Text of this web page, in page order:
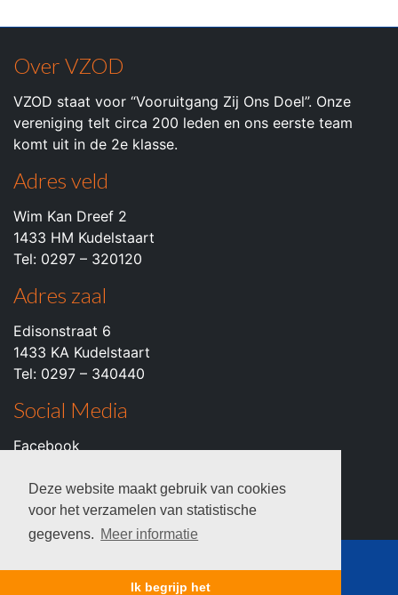
Deze website maakt gebruik van cookies
voor het verzamelen van statistische
gegevens. Meer informatie
Ik begrijp het
Over VZOD
VZOD staat voor “Vooruitgang Zij Ons Doel”. Onze
vereniging telt circa 200 leden en ons eerste team
komt uit in de 2e klasse.
Adres veld
Wim Kan Dreef 2
1433 HM Kudelstaart
Tel: 0297 – 320120
Adres zaal
Edisonstraat 6
1433 KA Kudelstaart
Tel: 0297 – 340440
Social Media
Facebook
Youtube